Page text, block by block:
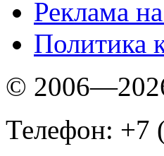
Реклама
Политика
©
Телефон: +7